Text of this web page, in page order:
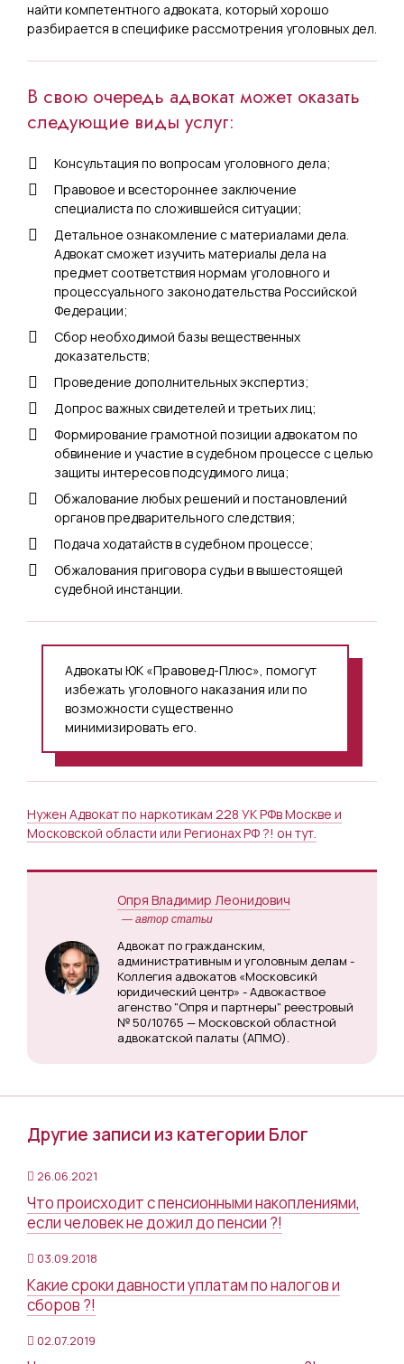
найти компетентного адвоката, который хорошо
разбирается в специфике рассмотрения уголовных дел.
В свою очередь адвокат может оказать
следующие виды услуг:
Консультация по вопросам уголовного дела;
Правовое и всестороннее заключение
специалиста по сложившейся ситуации;
Детальное ознакомление с материалами дела.
Адвокат сможет изучить материалы дела на
предмет соответствия нормам уголовного и
процессуального законодательства Российской
Федерации;
Сбор необходимой базы вещественных
доказательств;
Проведение дополнительных экспертиз;
Допрос важных свидетелей и третьих лиц;
Формирование грамотной позиции адвокатом по
обвинение и участие в судебном процессе с целью
защиты интересов подсудимого лица;
Обжалование любых решений и постановлений
органов предварительного следствия;
Подача ходатайств в судебном процессе;
Обжалования приговора судьи в вышестоящей
судебной инстанции.
Адвокаты ЮК «Правовед-Плюс», помогут
избежать уголовного наказания или по
возможности существенно
минимизировать его.
Нужен Адвокат по наркотикам 228 УК РФв Москве и
Московской области или Регионах РФ ?! он тут.
Опря Владимир Леонидович
— автор статьи
Адвокат по гражданским,
административным и уголовным делам -
Коллегия адвокатов «Московсикй
юридический центр» - Адвокаствое
агенство "Опря и партнеры" реестровый
№ 50/10765 — Московской областной
адвокатской палаты (АПМО).
Другие записи из категории Блог
26.06.2021
Что происходит с пенсионными накоплениями,
если человек не дожил до пенсии ?!
03.09.2018
Какие сроки давности уплатам по налогов и
сборов ?!
02.07.2019